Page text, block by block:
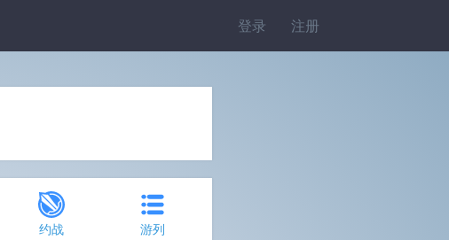
登录 注册
约战 游列